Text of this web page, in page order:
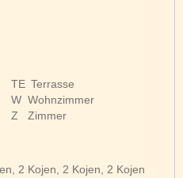
TE Terrasse
W Wohnzimmer
Z
Zimmer
2 Kojen, 2 Kojen, 2 Kojen